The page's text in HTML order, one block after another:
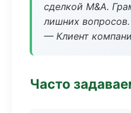
сделкой M&A.
лишних вопросов.
— Клиент
Часто